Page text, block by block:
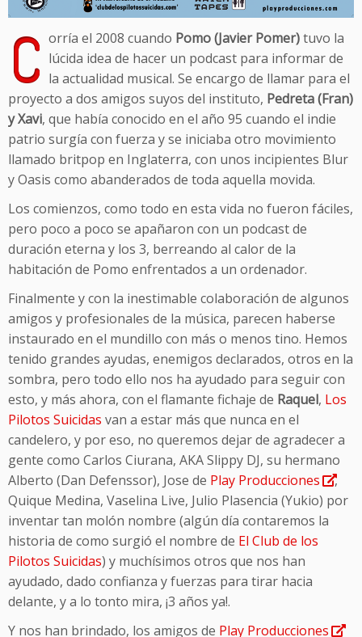
C orría el 2008 cuando Pomo (Javier Pomer)tuvo la
lúcida idea de hacer un podcast para informar de
la actualidad musical. Se encargo de llamar para el
proyecto a dos amigos suyos del instituto, Pedreta (Fran)
y Xavi, que había conocido en el año 95 cuando el indie
patrio surgía con fuerza y se iniciaba otro movimiento
llamado britpop en Inglaterra, con unos incipientes Blur
y Oasis como abanderados de toda aquella movida.
Los comienzos, como todo en esta vida no fueron fáciles,
pero poco a poco se apañaron con un podcast de
duración eterna y los 3, berreando al calor de la
habitación de Pomo enfrentados a un ordenador.
Finalmente y con la inestimable colaboración de algunos
amigos y profesionales de la música, parecen haberse
instaurado en el mundillo con más o menos tino. Hemos
tenido grandes ayudas, enemigos declarados, otros en la
sombra, pero todo ello nos ha ayudado para seguir con
esto, y más ahora, con el flamante fichaje de Raquel, Los
Pilotos Suicidas van a estar más que nunca en el
candelero, y por eso, no queremos dejar de agradecer a
gente como Carlos Ciurana, AKA Slippy DJ, su hermano
Alberto (Dan Defenssor), Jose de Play Producciones
,
Quique Medina, Vaselina Live, Julio Plasencia (Yukio) por
inventar tan molón nombre (algún día contaremos la
historia de como surgió el nombre de El Club de los
Pilotos Suicidas) y muchísimos otros que nos han
ayudado, dado confianza y fuerzas para tirar hacia
delante, y a lo tonto mira, ¡3 años ya!.
Y nos han brindado, los amigos de Play Producciones